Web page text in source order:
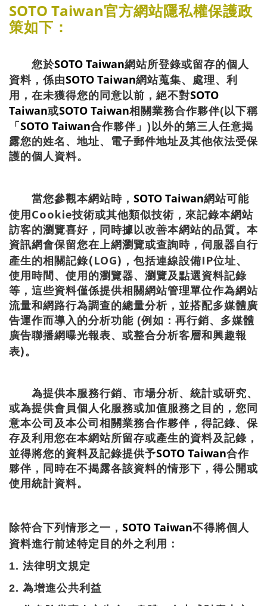
SOTO Taiwan官方網站隱私權保護政
策如下：
您於SOTO Taiwan網站所登錄或留存的個人
資料，係由SOTO Taiwan網站蒐集、處理、利
用，在未獲得您的同意以前，絕不對SOTO
Taiwan或SOTO Taiwan相關業務合作夥伴(以下稱
「 SOTO Taiwan合作夥伴」 )以外的第三人任意揭
露您的姓名、地址、電子郵件地址及其他依法受保
護的個人資料。
當您參觀本網站時， SOTO Taiwan網站可能
使用 Cookie技術或其他類似技術，來記錄本網站
訪客的瀏覽喜好，同時據以改善本網站的品質。本
資訊網會保留您在上網瀏覽或查詢時，伺服器自行
產生的相關記錄(LOG) ，包括連線設備IP位址、
使用時間、使用的瀏覽器、瀏覽及點選資料記錄
等，這些資料僅係提供相關網站管理單位作為網站
流量和網路行為調查的總量分析，並搭配多媒體廣
告運作而導入的分析功能 (例如：再行銷、多媒體
廣告聯播網曝光報表、或整合分析客層和興趣報
表)。
為提供本服務行銷、市場分析、統計或研究、
或為提供會員個人化服務或加值服務之目的，您同
意本公司及本公司相關業務合作夥伴，得記錄、保
存及利用您在本網站所留存或產生的資料及記錄，
並得將您的資料及記錄提供予SOTO Taiwan合作
夥伴，同時在不揭露各該資料的情形下，得公開或
使用統計資料。
除符合下列情形之一， SOTO Taiwan不得將個人
資料進行前述特定目的外之利用：
1. 法律明文規定
2. 為增進公共利益